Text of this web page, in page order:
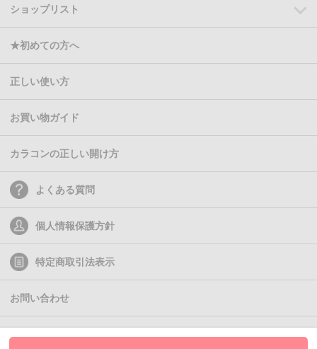
ショップリスト
★初めての方へ
正しい使い方
お買い物ガイド
カラコンの正しい開け方
よくある質問
個人情報保護方針
特定商取引法表示
お問い合わせ